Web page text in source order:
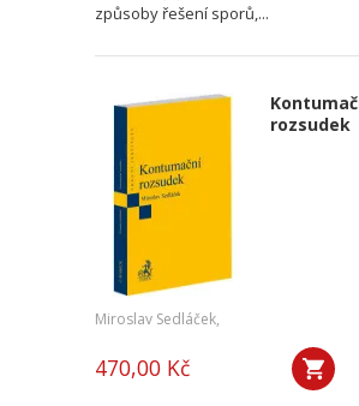
způsoby řešení sporů,...
rozsudek
Miroslav Sedláček,
470,00 Kč